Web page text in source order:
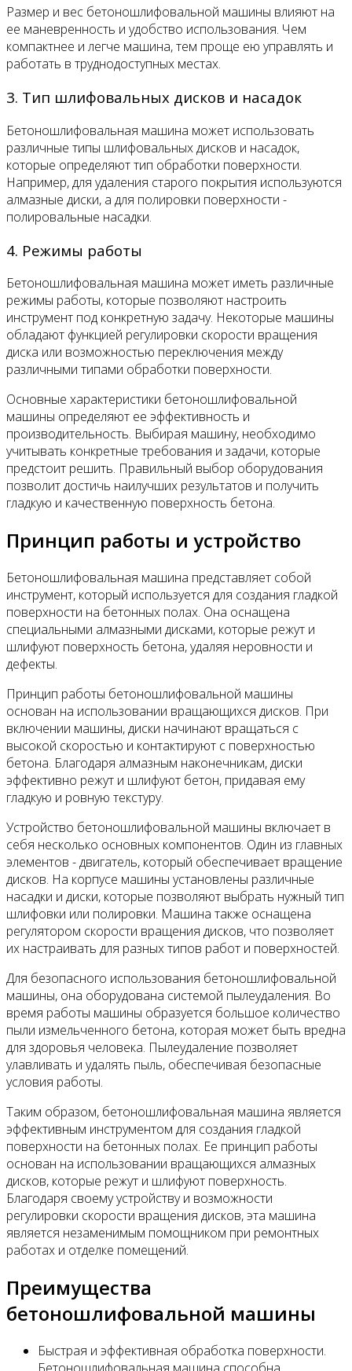
Размер и вес бетоношлифовальной машины влияют на
ее маневренность и удобство использования. Чем
компактнее и легче машина, тем проще ею управлять и
работать в труднодоступных местах.
3. Тип шлифовальных дисков и насадок
Бетоношлифовальная машина может использовать
различные типы шлифовальных дисков и насадок,
которые определяют тип обработки поверхности.
Например, для удаления старого покрытия используются
алмазные диски, а для полировки поверхности -
полировальные насадки.
4. Режимы работы
Бетоношлифовальная машина может иметь различные
режимы работы, которые позволяют настроить
инструмент под конкретную задачу. Некоторые машины
обладают функцией регулировки скорости вращения
диска или возможностью переключения между
различными типами обработки поверхности.
Основные характеристики бетоношлифовальной
машины определяют ее эффективность и
производительность. Выбирая машину, необходимо
учитывать конкретные требования и задачи, которые
предстоит решить. Правильный выбор оборудования
позволит достичь наилучших результатов и получить
гладкую и качественную поверхность бетона.
Принцип работы и устройство
Бетоношлифовальная машина представляет собой
инструмент, который используется для создания гладкой
поверхности на бетонных полах. Она оснащена
специальными алмазными дисками, которые режут и
шлифуют поверхность бетона, удаляя неровности и
дефекты.
Принцип работы бетоношлифовальной машины
основан на использовании вращающихся дисков. При
включении машины, диски начинают вращаться с
высокой скоростью и контактируют с поверхностью
бетона. Благодаря алмазным наконечникам, диски
эффективно режут и шлифуют бетон, придавая ему
гладкую и ровную текстуру.
Устройство бетоношлифовальной машины включает в
себя несколько основных компонентов. Один из главных
элементов - двигатель, который обеспечивает вращение
дисков. На корпусе машины установлены различные
насадки и диски, которые позволяют выбрать нужный тип
шлифовки или полировки. Машина также оснащена
регулятором скорости вращения дисков, что позволяет
их настраивать для разных типов работ и поверхностей.
Для безопасного использования бетоношлифовальной
машины, она оборудована системой пылеудаления. Во
время работы машины образуется большое количество
пыли измельченного бетона, которая может быть вредна
для здоровья человека. Пылеудаление позволяет
улавливать и удалять пыль, обеспечивая безопасные
условия работы.
Таким образом, бетоношлифовальная машина является
эффективным инструментом для создания гладкой
поверхности на бетонных полах. Ее принцип работы
основан на использовании вращающихся алмазных
дисков, которые режут и шлифуют поверхность.
Благодаря своему устройству и возможности
регулировки скорости вращения дисков, эта машина
является незаменимым помощником при ремонтных
работах и отделке помещений.
Преимущества
бетоношлифовальной машины
Быстрая и эффективная обработка поверхности.